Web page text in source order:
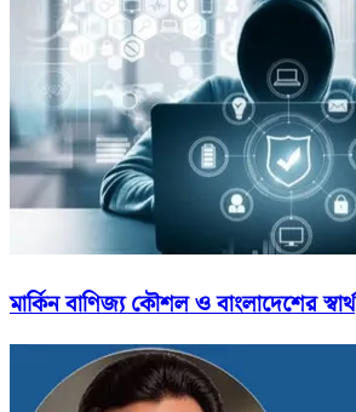
মার্কিন বাণিজ্য কৌশল ও বাংলাদেশের স্বার্থ